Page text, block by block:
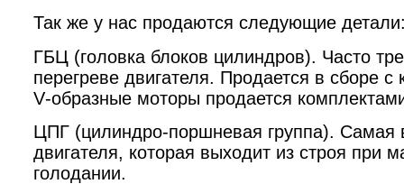
Так же у нас продаются следующие
ГБЦ (головка блоков цилиндров). Часто
перегреве двигателя. Продается в сборе
V-образные моторы продается
ЦПГ (цилиндро-поршневая группа). Самая
двигателя, которая выходит из строя при
голодании.